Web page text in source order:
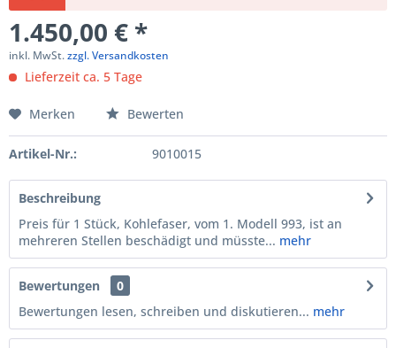
1.450,00 € *
inkl. MwSt.zzgl. Versandkosten
Lieferzeit ca. 5 Tage
Merken Bewerten
Artikel-Nr.: 9010015
Beschreibung
Preis für 1 Stück, Kohlefaser, vom 1. Modell 993, ist an
mehreren Stellen beschädigt und müsste... mehr
Bewertungen
0
Bewertungen lesen, schreiben und diskutieren... mehr